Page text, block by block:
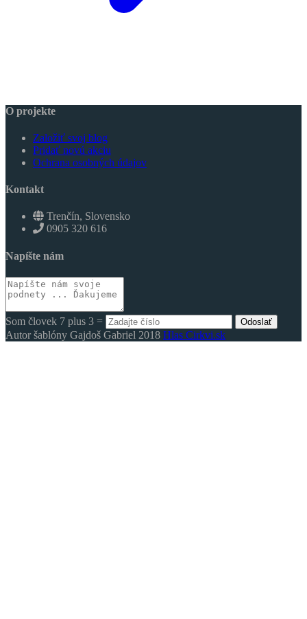
O projekte
Založiť svoj blog
Pridať novú akciu
Ochrana osobných údajov
Kontakt
Trenčín, Slovensko
0905 320 616
Napíšte nám
Som človek 7 plus 3 = Odoslať
Autor šablóny Gajdoš Gabriel 2018 Hlas Cirkvi.sk